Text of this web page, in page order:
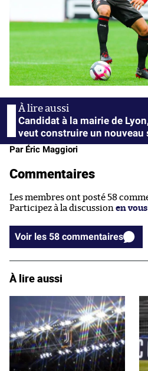
Candidat à la mairie de
veut construire un nouveau
Par Éric Maggiori
Commentaires
Les membres ont posté 58
Participez à la discussion en
Voir les 58 commentaires
À lire aussi